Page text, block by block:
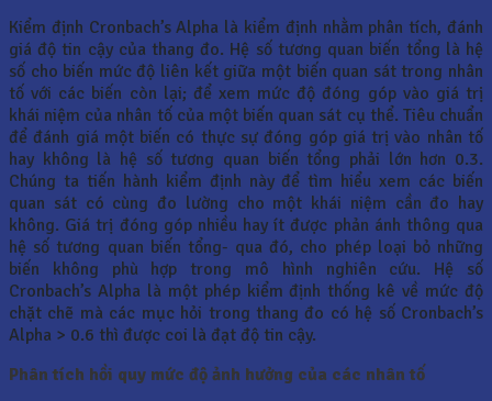
Kiểm định Cronbach’s Alpha là kiểm định nhằm phân tích, đánh
giá độ tin cậy của thang đo. Hệ số tương quan biến tổng là hệ
số cho biến mức độ liên kết giữa một biến quan sát trong nhân
tố với các biến còn lại; để xem mức độ đóng góp vào giá trị
khái niệm của nhân tố của một biến quan sát cụ thể. Tiêu chuẩn
để đánh giá một biến có thực sự đóng góp giá trị vào nhân tố
hay không là hệ số tương quan biến tổng phải lớn hơn 0.3.
Chúng ta tiến hành kiểm định này để tìm hiểu xem các biến
quan sát có cùng đo lường cho một khái niệm cần đo hay
không. Giá trị đóng góp nhiều hay ít được phản ánh thông qua
hệ số tương quan biến tổng- qua đó, cho phép loại bỏ những
biến không phù hợp trong mô hình nghiên cứu. Hệ số
Cronbach’s Alpha là một phép kiểm định thống kê về mức độ
chặt chẽ mà các mục hỏi trong thang đo có hệ số Cronbach’s
Alpha > 0.6 thì được coi là đạt độ tin cậy.
Phân tích hồi quy mức độ ảnh hưởng của các nhân tố